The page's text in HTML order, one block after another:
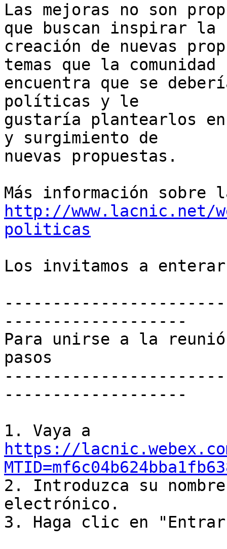
Las mejoras no son
que buscan inspirar la
creación de nuevas
temas que la comunidad
encuentra que se
políticas y le
gustaría plantearlos
y surgimiento de
nuevas propuestas.
http://www.lacnic.net/
politicas
Los invitamos a
-------------------
Para unirse a la
pasos
-------------------
https://
2. Introduzca su
electrónico.
3. Haga clic en